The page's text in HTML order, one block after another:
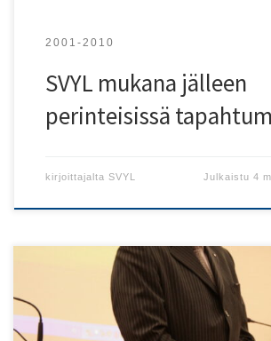
2001-2010
SVYL mukana jälleen
perinteisissä
kirjoittajalta SVYL Julkaistu4